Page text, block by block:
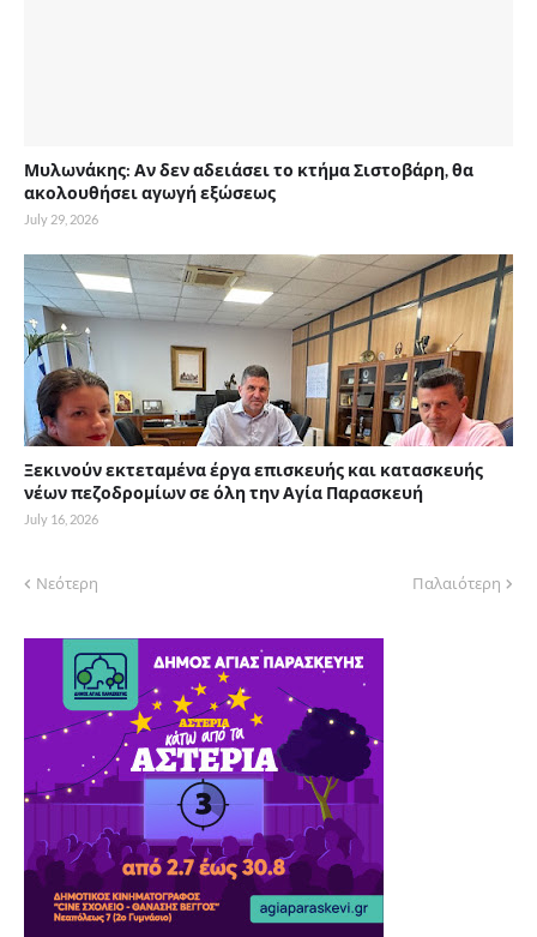
Μυλωνάκης: Αν δεν αδειάσει το κτήμα Σιστοβάρη, θα
ακολουθήσει αγωγή εξώσεως
July 29, 2026
Ξεκινούν εκτεταμένα έργα επισκευής και κατασκευής
νέων πεζοδρομίων σε όλη την Αγία Παρασκευή
July 16, 2026
Νεότερη Παλαιότερη